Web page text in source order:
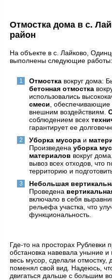
Отмостка дома в с.
район
На объекте в с. Лайково,
выполнены следующие работы:
Отмостка вокруг дома:
бетонная отмостка
использовались
смеси , обеспечивающие
внешним воздействиям.
соблюдением всех
гарантирует ее
Уборка мусора и
Произведена уборка
материалов вокруг
вывоз всех отходов, что
территорию и
Небольшая
Проведена
включало в себя
рельефа участка, что
функциональность.
Где-то на просторах Рублевки
обстановка навевала уныние
весь мусор, сделали
поменял свой вид. Надеюсь,
двигаться дальше с большим